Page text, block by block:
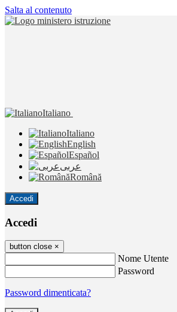
Salta al contenuto
Italiano
Italiano
English
Español
عربى
Română
Accedi
Accedi
button close ×
Nome Utente
Password
Password dimenticata?